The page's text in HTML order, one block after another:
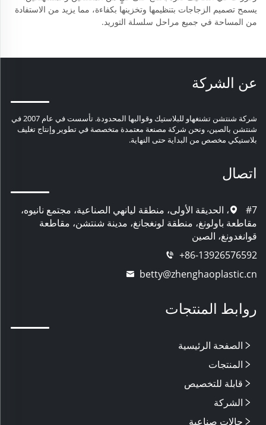
يسمح تصميم الزجاجات بتنظيمها وتخزينها بكفاءة، مما يزيد من الاستفادة
من المساحة في جميع مراحل سلسلة التوريد.
عن الشركة
شركة شنتشن تشنغهاو للبلاستيك وقوالبها المحدودة. تأسست في عام 2007 في
شنتشن بالصين، ونحن شركة مصنعة معتمدة متخصصة في تطوير وإنتاج تغليف
بلاستيكي مخصص من البداية حتى النهاية.
اتصال
#7، الحديقة الأولى، منطقة ليانهي الصناعية، مجتمع نانيوه،
مقاطعة باولونغ، منطقة لونغجانغ، مدينة شنتشن، مقاطعة
قوانغدونغ، الصين
+86-13926576592
betty@zhenghaoplastic.cn
روابط المنتجات
الصفحة الرئيسية
المنتجات
قابلة للتخصيص
الشركة
حالات صناعية